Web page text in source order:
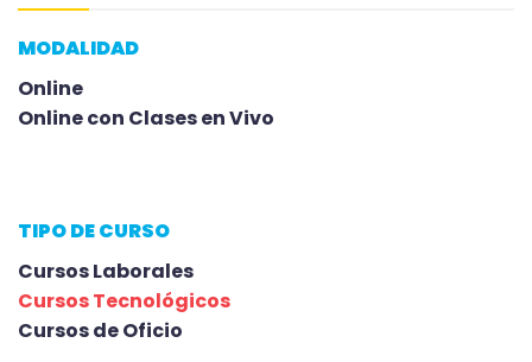
MODALIDAD
Online
Online con Clases en Vivo
TIPO DE CURSO
Cursos Laborales
Cursos Tecnológicos
Cursos de Oficio